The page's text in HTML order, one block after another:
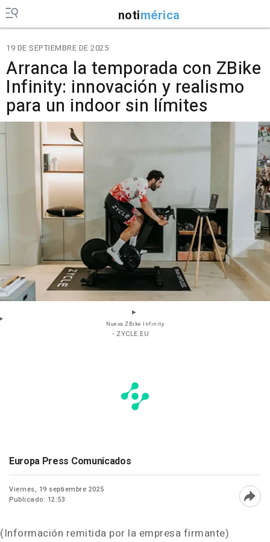
notimérica
19 DE SEPTIEMBRE DE 2025
Arranca la temporada con ZBike
Infinity: innovación y realismo
para un indoor sin límites
Nueva ZBike Infinity
- ZYCLE.EU
Europa Press Comunicados
Viernes, 19 septiembre 2025
Publicado: 12:53
(Información remitida por la empresa firmante)